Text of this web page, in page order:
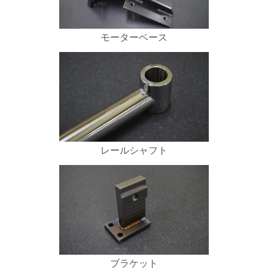
モーターベース
レールシャフト
ブラケット